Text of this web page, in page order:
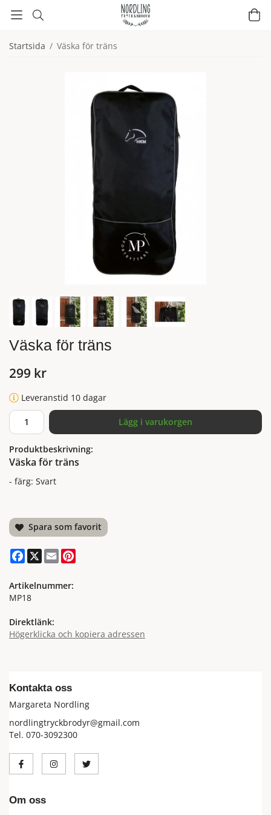
Startsida / Väska för träns
Väska för träns
299 kr
Leveranstid 10 dagar
Lägg i varukorgen
Produktbeskrivning:
Väska för träns
- färg: Svart
Spara som favorit
Facebook
X Email
Artikelnummer:
MP18
Direktlänk:
Högerklicka och kopiera adressen
Kontakta oss
Margareta Nordling
nordlingtryckbrodyr@gmail.com
Tel. 070-3092300
Om oss